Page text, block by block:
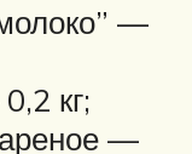
—
кг;
—